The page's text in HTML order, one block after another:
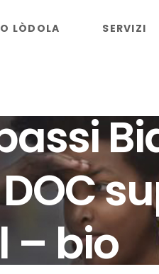
LÒDOLA SERVIZI
– bio